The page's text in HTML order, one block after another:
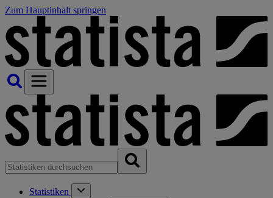
Zum Hauptinhalt springen
Statistiken